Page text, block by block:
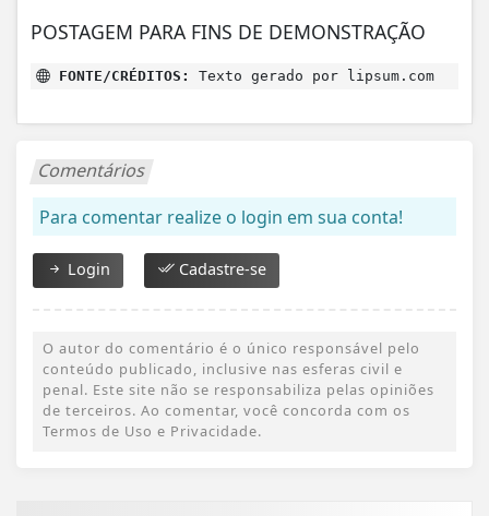
POSTAGEM PARA FINS DE DEMONSTRAÇÃO
FONTE/CRÉDITOS: Texto gerado por lipsum.com
Comentários
Para comentar realize o login em sua conta!
Login Cadastre-se
O autor do comentário é o único responsável pelo
conteúdo publicado, inclusive nas esferas civil e
penal. Este site não se responsabiliza pelas opiniões
de terceiros. Ao comentar, você concorda com os
Termos de Uso e Privacidade.